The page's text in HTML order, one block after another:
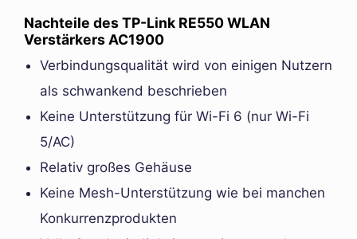
Nachteile des TP-Link RE550 WLAN
Verstärkers AC1900
Verbindungsqualität wird von einigen Nutzern
als schwankend beschrieben
Keine Unterstützung für Wi-Fi 6 (nur Wi-Fi
5/AC)
Relativ großes Gehäuse
Keine Mesh-Unterstützung wie bei manchen
Konkurrenzprodukten